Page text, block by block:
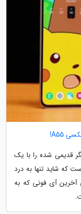
قدیمی شده را با یک
که شاید تنها به درد
آخرین آی فونی که به